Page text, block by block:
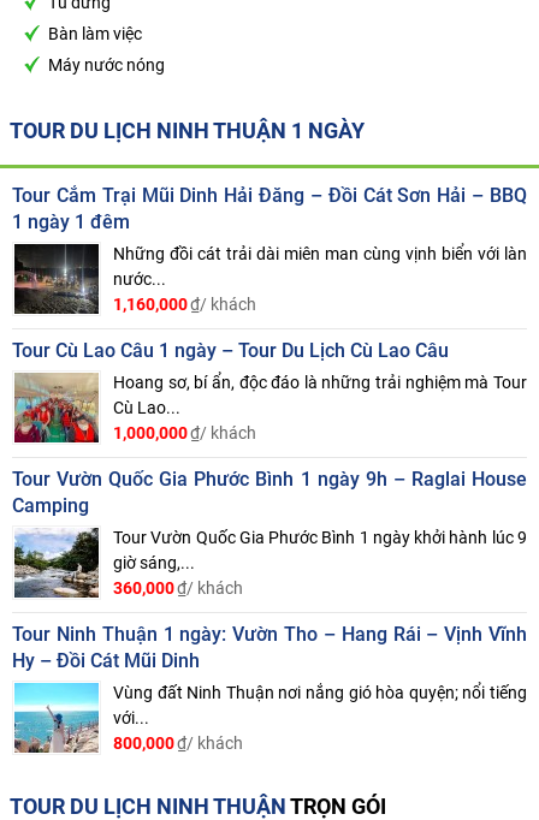
Bàn làm việc
Máy nước nóng
TOUR DU LỊCH NINH THUẬN 1 NGÀY
Tour Cắm Trại Mũi Dinh Hải Đăng – Đồi Cát Sơn Hải – BBQ
1 ngày 1 đêm
Những đồi cát trải dài miên man cùng vịnh biển với làn
nước...
1,160,000₫/ khách
Tour Cù Lao Câu 1 ngày – Tour Du Lịch Cù Lao Câu
Hoang sơ, bí ẩn, độc đáo là những trải nghiệm mà Tour
Cù Lao...
1,000,000₫/ khách
Tour Vườn Quốc Gia Phước Bình 1 ngày 9h – Raglai House
Camping
Tour Vườn Quốc Gia Phước Bình 1 ngày khởi hành lúc 9
giờ sáng,...
360,000₫/ khách
Tour Ninh Thuận 1 ngày: Vườn Tho – Hang Rái – Vịnh Vĩnh
Hy – Đồi Cát Mũi Dinh
Vùng đất Ninh Thuận nơi nắng gió hòa quyện; nổi tiếng
với...
800,000₫/ khách
TOUR DU LỊCH NINH THUẬNTRỌN GÓI